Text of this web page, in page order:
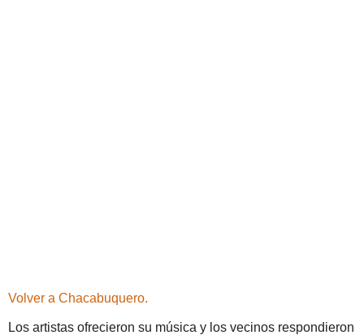
Volver a Chacabuquero.
Los artistas ofrecieron su música y los vecinos respondieron